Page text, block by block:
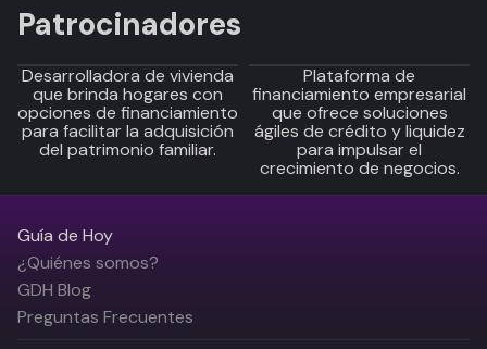
Patrocinadores
Desarrolladora de vivienda
que brinda hogares con
opciones de financiamiento
para facilitar la adquisición
del patrimonio familiar.
Plataforma de
financiamiento empresarial
que ofrece soluciones
ágiles de crédito y liquidez
para impulsar el
crecimiento de negocios.
Guía de Hoy
¿Quiénes somos?
GDH Blog
Preguntas Frecuentes